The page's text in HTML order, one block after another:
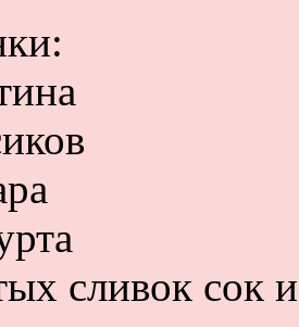
сливок сок